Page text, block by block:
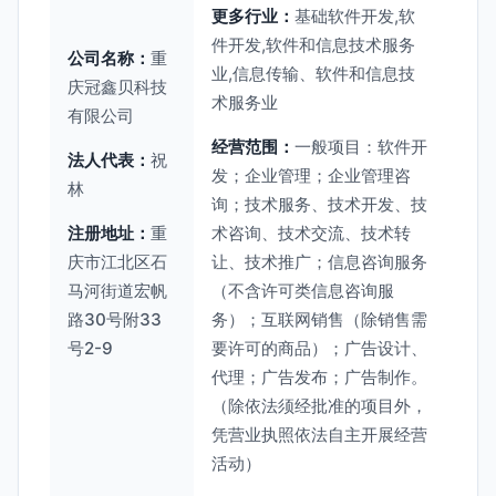
公司名称： 重
庆冠鑫贝科技
有限公司
法人代表： 祝
林
注册地址： 重
庆市江北区石
马河街道宏帆
路30号附33
号2-9
更多行业： 基础软件开发,软
件开发,软件和信息技术服务
业,信息传输、软件和信息技
术服务业
经营范围： 一般项目：软件开
发；企业管理；企业管理咨
询；技术服务、技术开发、技
术咨询、技术交流、技术转
让、技术推广；信息咨询服务
（不含许可类信息咨询服
务）；互联网销售（除销售需
要许可的商品）；广告设计、
代理；广告发布；广告制作。
（除依法须经批准的项目外，
凭营业执照依法自主开展经营
活动）